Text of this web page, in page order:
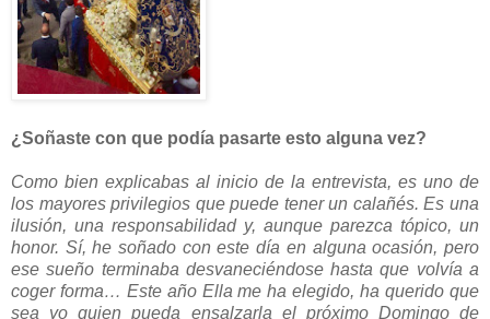
¿Soñaste con que podía pasarte esto alguna vez?
Como bien explicabas al inicio de la entrevista, es uno de
los mayores privilegios que puede tener un calañés. Es una
ilusión, una responsabilidad y, aunque parezca tópico, un
honor. Sí, he soñado con este día en alguna ocasión, pero
ese sueño terminaba desvaneciéndose hasta que volvía a
coger forma… Este año Ella me ha elegido, ha querido que
sea yo quien pueda ensalzarla el próximo Domingo de